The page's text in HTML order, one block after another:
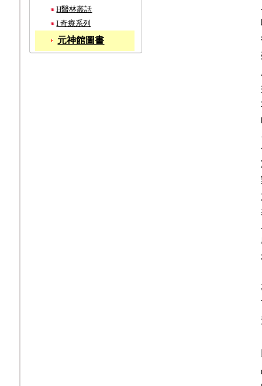
H醫林叢話
I 奇療系列
元神館圖書